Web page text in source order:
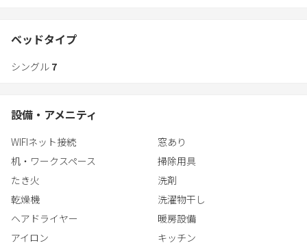
食洗機/調味料（お客様用の砂糖・塩・醤油）/コーヒーメーカー
無料駐車場
【アメニティー】
フェイスタオル/シーツ/バスマット/石鹸／ハンドソープ/手指アル
コール消毒液/ボディソープ/シャンプー/リンス／コンディショナ
ございますのでご了承ください。
別室におります。アレルギーのお客様はご注意ください。
うぞご自由にお使い下さい。
※ﾎｯﾄﾌﾟﾚｰﾄ等を利用したダイニングでの焼肉はご遠慮願います。
※リビングと1.2号室にエアコンがあります。3号室にはございませ
ん。
ベッドタイプ
シングル 7
設備・アメニティ
WIFIネット接続
窓あり
机・ワークスペース
掃除用具
たき火
洗剤
乾燥機
洗濯物干し
ヘアドライヤー
暖房設備
アイロン
キッチン